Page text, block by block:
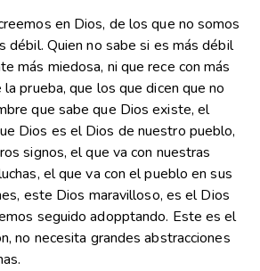
en Dios, de los que no somos
débil. Quien no sabe si es más débil
más miedosa, ni que rece con más
prueba, que los que dicen que no
que sabe que Dios existe, el
Dios es el Dios de nuestro pueblo,
signos, el que va con nuestras
el que va con el pueblo en sus
este Dios maravilloso, es el Dios
seguido adopptando. Este es el
no necesita grandes abstracciones